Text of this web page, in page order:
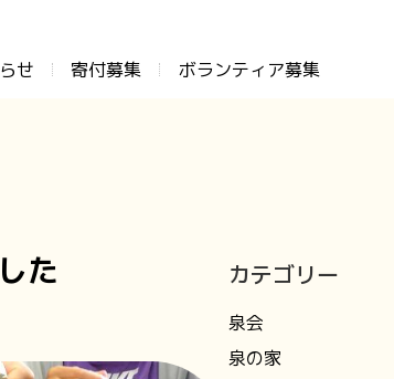
せ ⁨寄付募集 ボランティア募集
た カテゴリー
泉会
泉の家